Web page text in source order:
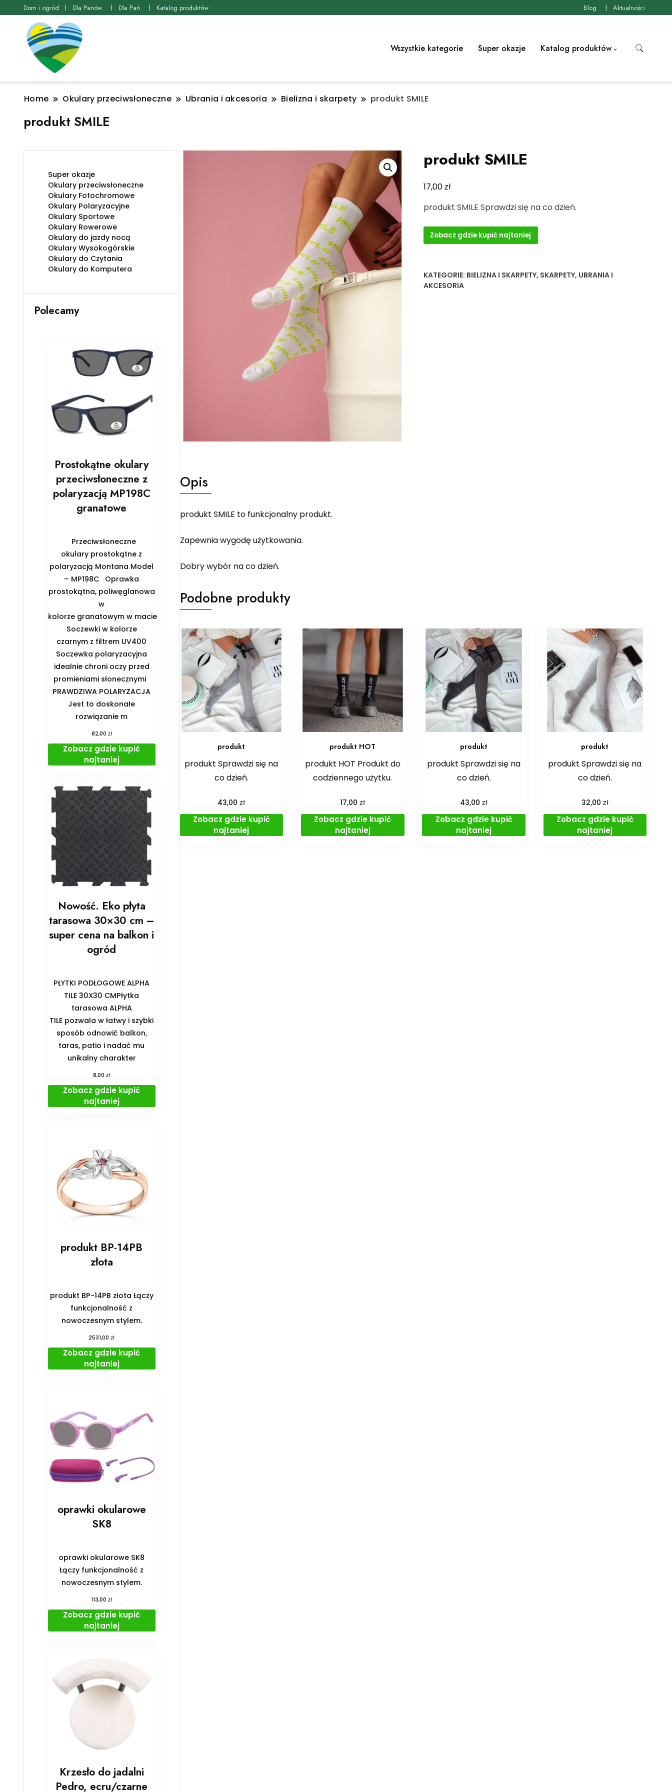
Dom i ogród Dla Panów Dla Pań Katalog produktów Blog Aktualności
Wszystkie kategorie Super okazje Katalog produktów
Home Okulary przeciwsłoneczne Ubrania i akcesoria Bielizna i skarpety produkt SMILE
produkt SMILE
produkt SMILE
17,00zł
produkt SMILE Sprawdzi się na co dzień.
Zobacz gdzie kupić najtaniej
KATEGORIE: BIELIZNA I SKARPETY, SKARPETY, UBRANIA I
AKCESORIA
Opis
produkt SMILE to funkcjonalny produkt.
Zapewnia wygodę użytkowania.
Dobry wybór na co dzień.
Podobne produkty
produkt
produkt Sprawdzi się na
co dzień.
43,00zł
Zobacz gdzie kupić
najtaniej
produkt HOT
produkt HOT Produkt do
codziennego użytku.
17,00zł
Zobacz gdzie kupić
najtaniej
produkt
produkt Sprawdzi się na
co dzień.
43,00zł
Zobacz gdzie kupić
najtaniej
produkt
produkt Sprawdzi się na
co dzień.
32,00 zł
Zobacz gdzie kupić
najtaniej
Super okazje
Okulary przeciwsłoneczne
Okulary Fotochromowe
Okulary Polaryzacyjne
Okulary Sportowe
Okulary Rowerowe
Okulary do jazdy nocą
Okulary Wysokogórskie
Okulary do Czytania
Okulary do Komputera
Polecamy
Prostokątne okulary
przeciwsłoneczne z
polaryzacją MP198C
granatowe
Przeciwsłoneczne
okulary prostokątne z
polaryzacją Montana Model
– MP198C Oprawka
prostokątna, poliwęglanowa
w
kolorze granatowym w macie
Soczewki w kolorze
czarnym z filtrem UV400
Soczewka polaryzacyjna
idealnie chroni oczy przed
promieniami słonecznymi
PRAWDZIWA POLARYZACJA
Jest to doskonałe
rozwiązanie m
82,00 zł
Zobacz gdzie kupić
najtaniej
Nowość. Eko płyta
tarasowa 30×30 cm –
super cena na balkon i
ogród
PŁYTKI PODŁOGOWE ALPHA
TILE 30X30 CMPłytka
tarasowa ALPHA
TILE pozwala w łatwy i szybki
sposób odnowić balkon,
taras, patio i nadać mu
unikalny charakter
8,00zł
Zobacz gdzie kupić
najtaniej
produkt BP-14PB
złota
produkt BP-14PB złota Łączy
funkcjonalność z
nowoczesnym stylem.
2531,00zł
Zobacz gdzie kupić
najtaniej
oprawki okularowe
SK8
oprawki okularowe SK8
Łączy funkcjonalność z
nowoczesnym stylem.
113,00zł
Zobacz gdzie kupić
najtaniej
Krzesło do jadalni
Pedro, ecru/czarne